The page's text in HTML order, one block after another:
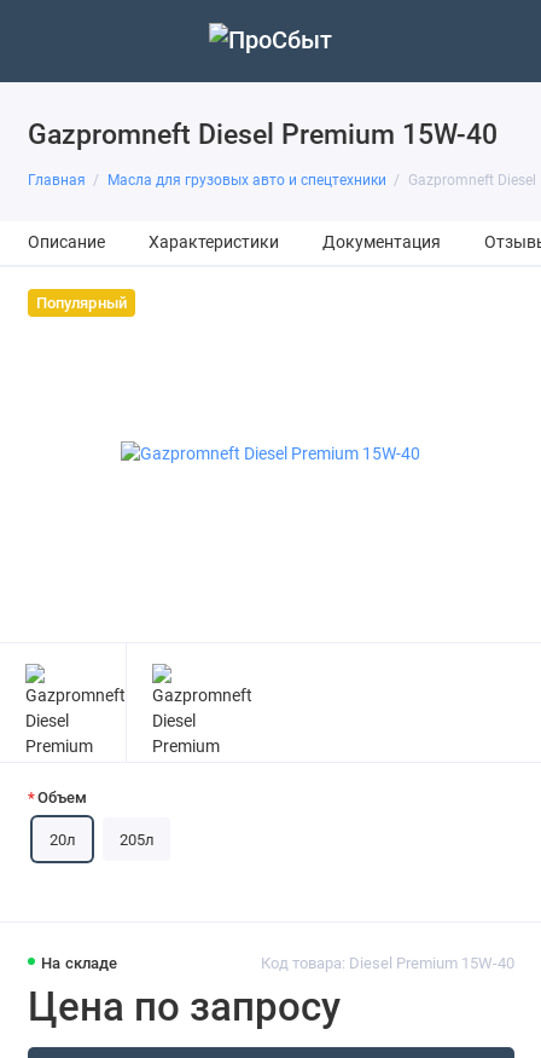
Gazpromneft Diesel Premium 15W-40
Главная Масла для грузовых авто и спецтехники Gazpromneft
Описание Характеристики Документация
Популярный
На складе Код товара: Diesel Premium 15W-40
Цена по запросу
Объем
20л 205л